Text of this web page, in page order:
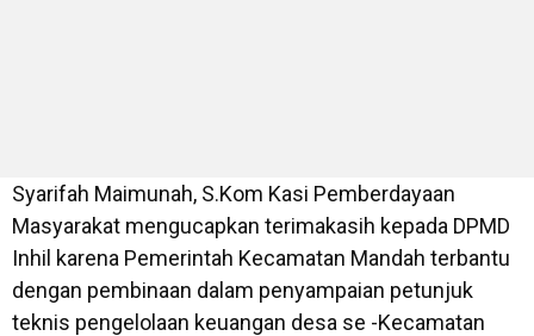
Syarifah Maimunah, S.Kom Kasi Pemberdayaan
Masyarakat mengucapkan terimakasih kepada DPMD
Inhil karena Pemerintah Kecamatan Mandah terbantu
dengan pembinaan dalam penyampaian petunjuk
teknis pengelolaan keuangan desa se -Kecamatan